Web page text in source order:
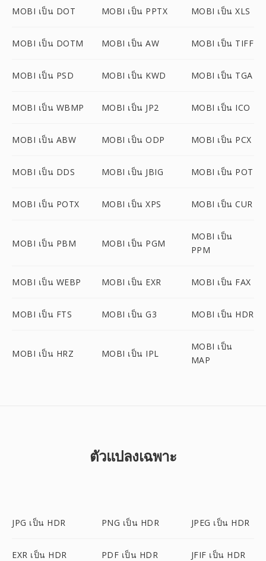
MOBI เป็น DOT MOBI เป็น PPTX MOBI เป็น XLS
MOBI เป็น DOTM MOBI เป็น AW MOBI เป็น TIFF
MOBI เป็น PSD MOBI เป็น KWD MOBI เป็น TGA
MOBI เป็น WBMP MOBI เป็น JP2 MOBI เป็น ICO
MOBI เป็น ABW MOBI เป็น ODP MOBI เป็น PCX
MOBI เป็น DDS MOBI เป็น JBIG MOBI เป็น POT
MOBI เป็น POTX MOBI เป็น XPS MOBI เป็น CUR
MOBI เป็น PBM MOBI เป็น PGM
MOBI เป็น
PPM
MOBI เป็น WEBP MOBI เป็น EXR MOBI เป็น FAX
MOBI เป็น FTS MOBI เป็น G3 MOBI เป็น HDR
MOBI เป็น HRZ MOBI เป็น IPL
MOBI เป็น
MAP
ตัวแปลงเฉพาะ
JPG เป็น HDR PNG เป็น HDR JPEG เป็น HDR
EXR เป็น HDR PDF เป็น HDR JFIF เป็น HDR